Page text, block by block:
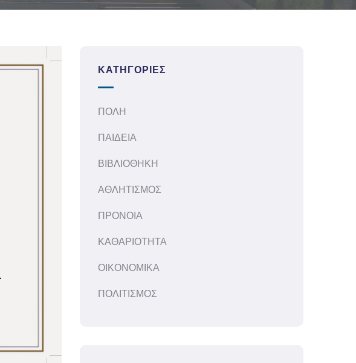
ΚΑΤΗΓΟΡΊΕΣ
ΠΟΛΗ
ΠΑΙΔΕΙΑ
ΒΙΒΛΙΟΘΗΚΗ
ΑΘΛΗΤΙΣΜΟΣ
ΠΡΟΝΟΙΑ
ΚΑΘΑΡΙΟΤΗΤΑ
ΟΙΚΟΝΟΜΙΚΑ
ΠΟΛΙΤΙΣΜΟΣ